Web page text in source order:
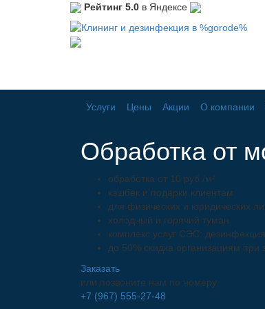
Рейтинг 5.0 в Яндексе
Услуги Цены Акции О компании
Обработка от
обработка от 10 руб./м²
кэшбек и подарки клиентам
для физических и юридических
холодный и горячий туман
комплекс услуг СЭС:
до 50% скидка организациям
Заказать
или позвоните нам по номеру
+7 (967) 555-27-48